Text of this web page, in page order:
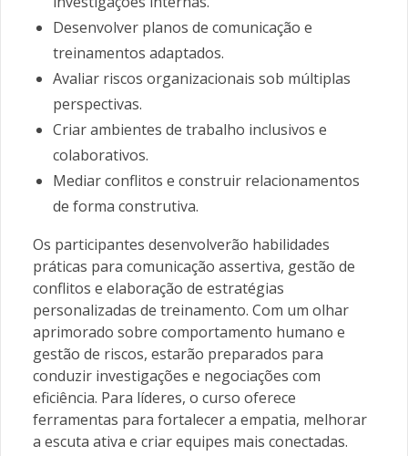
Desenvolver planos de comunicação e
treinamentos adaptados.
Avaliar riscos organizacionais sob múltiplas
perspectivas.
Criar ambientes de trabalho inclusivos e
colaborativos.
Mediar conflitos e construir relacionamentos
de forma construtiva.
Os participantes desenvolverão habilidades
práticas para comunicação assertiva, gestão de
conflitos e elaboração de estratégias
personalizadas de treinamento. Com um olhar
aprimorado sobre comportamento humano e
gestão de riscos, estarão preparados para
conduzir investigações e negociações com
eficiência. Para líderes, o curso oferece
ferramentas para fortalecer a empatia, melhorar
a escuta ativa e criar equipes mais conectadas.